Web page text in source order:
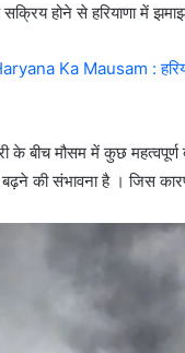
सक्रिय होने से हरियाणा में
Ka Mausam :
के बीच मौसम में कुछ महत्वपूर्ण
की संभावना है । जिस